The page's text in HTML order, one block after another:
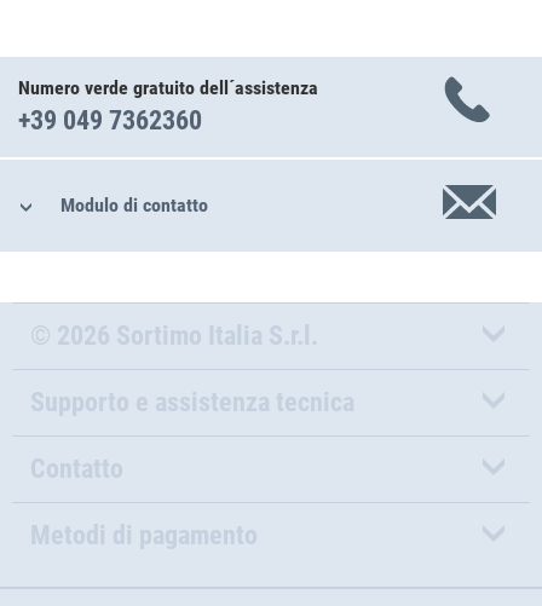
Numero verde gratuito dell´assistenza
+39 049 7362360
Modulo di contatto
© 2026 Sortimo Italia S.r.l.
Supporto e assistenza tecnica
Contatto
Metodi di pagamento